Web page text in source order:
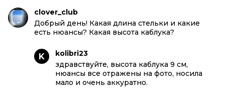
clover_club
Добрый день! Какая длина стельки и какие
есть нюансы? Какая высота каблука?
K
kolibri23
здравствуйте, высота каблука 9 см,
нюансы все отражены на фото, носила
мало и очень аккуратно.